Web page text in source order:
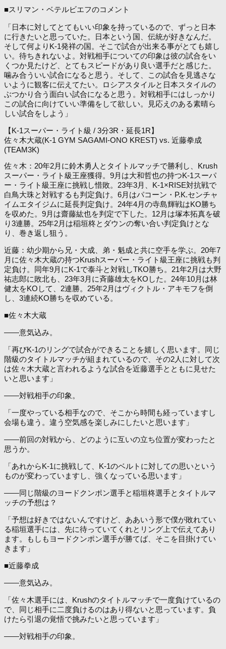
■スリマン・ベテルビエフのコメント
「日本に対してとてもいい印象を持っているので、ずっと日本
に行きたいと思っていた。日本という国、伝統が好きなんだ。
そして何よりK-1発祥の国。そこで試合が出来る事がとても嬉し
い。待ちきれないよ。対戦相手についての印象は彼の試合をい
くつか見たけど、とてもスピードがあり良い選手だと感じた。
噛み合ういい試合になると思う。そして、この試合を見逃さな
いように観客に伝えてたい。ロシアスタイルと日本スタイルの
ぶつかり合う面白い試合になると思う。対戦相手にはしっかり
この試合に向けていい準備をして欲しい。見応えのある素晴ら
しい試合をしよう」
【K-1スーパー・ライト級 / 3分3R・延長1R】
佐々木大蔵(K-1 GYM SAGAMI-ONO KREST) vs. 近藤拳成
(TEAM3K)
佐々木：20年2月に鈴木勇人とタイトルマッチで勝利し、Krush
スーパー・ライト級王座獲得。9月は大和哲也の持つK-1スーパ
ー・ライト級王座に挑戦し惜敗。23年3月、K-1×RISE対抗戦で
白鳥大珠と対戦するも判定負け。6月はパコーン・P.K.センチャ
イムエタイジムに延長判定負け。24年4月の寺島輝戦はKO勝ち
を収めた。9月は齋藤紘也を判定で下した。12月は塚本拓真を破
り3連勝。25年2月は稲垣柊とダウンの奪い合い判定負けとな
り、巻き返し狙う。
近藤：幼少期から兄・大成、弟・魁成と共に空手を学ぶ。20年7
月に佐々木大蔵の持つKrushスーパー・ライト級王座に挑戦も判
定負け。同年9月にK-1で泰斗と対戦しTKO勝ち。21年2月は大野
祐志郎に敗北も、23年3月に斉藤雄太をKOした。24年10月は林
健太をKOして、2連勝。25年2月はヴィクトル・アキモフを倒
し、3連続KO勝ちを収めている。
■佐々木大蔵
――意気込み。
「再びK-1のリングで試合ができることを嬉しく思います。同じ
階級のタイトルマッチが組まれているので、その2人に対して次
は佐々木大蔵と言われるような試合を近藤選手とともに見せた
いと思います」
――対戦相手の印象。
「一度やっている相手なので、そこから時間も経っていますし
会場も違う。違う空気感を楽しみにしたいと思います」
――前回の対戦から、どのように互いの立ち位置が変わったと
思うか。
「あれからK-1に挑戦して、K-1のベルトに対しての思いという
ものが変わっていますし、強くなっている思います」
――同じ階級のヨードクンポン選手と稲垣柊選手とタイトルマ
ッチの予想は？
「予想は好きではないんですけど、ああいう形で僕が敗れてい
る稲垣選手には、先に待っていてくれとリング上で伝えてあり
ます。もしもヨードクンポン選手が勝てば、そこを目掛けてい
きます」
■近藤拳成
――意気込み。
「佐々木選手には、Krushのタイトルマッチで一度負けているの
で、同じ相手に二度負けるのはあり得ないと思っています。負
けたら引退の覚悟で挑みたいと思っています」
――対戦相手の印象。